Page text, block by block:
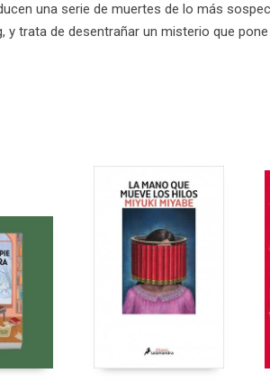
una serie de muertes de lo más
trata de desentrañar un misterio que